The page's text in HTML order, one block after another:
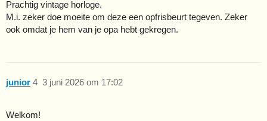
Prachtig vintage horloge.
M.i. zeker doe moeite om deze een opfrisbeurt tegeven. Zeker
ook omdat je hem van je opa hebt gekregen.
junior 3 juni 2026 om 17:02
4
Welkom!